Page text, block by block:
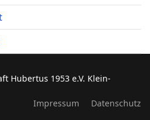
Hubertus 1953 e.V. Klein-
Impressum
Datenschutz